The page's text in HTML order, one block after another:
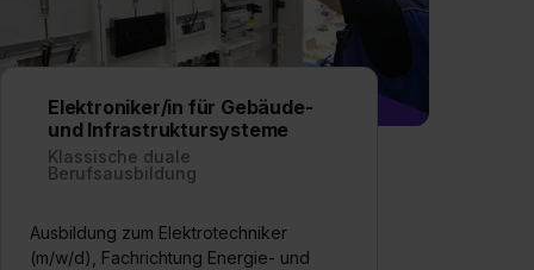
Elektroniker/in für Gebäude-
und Infrastruktursysteme
Klassische duale
Berufsausbildung
Ausbildung zum Elektrotechniker
(m/w/d), Fachrichtung Energie- und